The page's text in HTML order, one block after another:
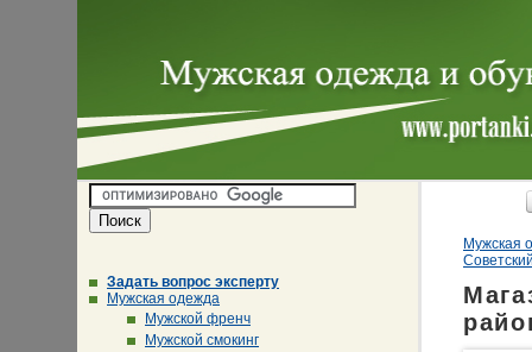
Задать вопрос эксперту
Мужская одежда
Мужской френч
Мужской смокинг
Мужская